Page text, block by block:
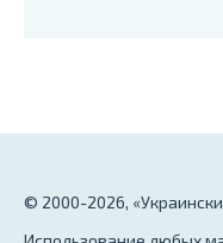
© 2000-2026,